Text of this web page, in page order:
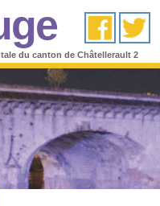
du canton de Châtellerault 2